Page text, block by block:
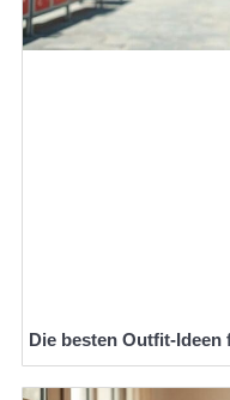
Die besten Outfit-Ideen